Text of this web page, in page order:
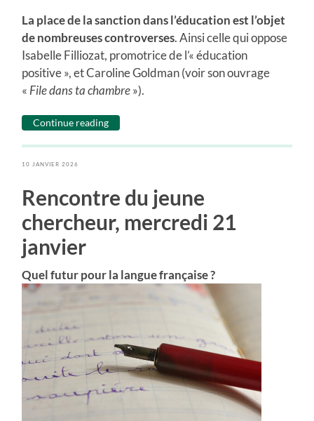
La place de la sanction dans l’éducation est l’objet
de nombreuses controverses. Ainsi celle qui oppose
Isabelle Filliozat, promotrice de l’« éducation
positive », et Caroline Goldman (voir son ouvrage
« File dans ta chambre»).
Continue reading
10 JANVIER 2026
Rencontre du jeune
chercheur, mercredi 21
janvier
Quel futur pour la langue française ?